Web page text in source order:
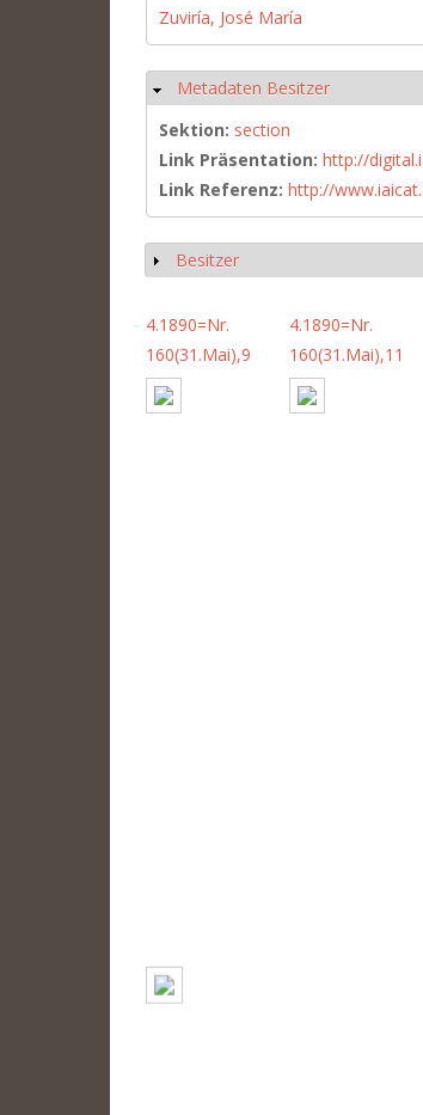
Zuviría, José María
Hide
Metadaten Besitzer
Sektion: section
Link Präsentation: http://
Link Referenz: http://
Show
Besitzer
4.1890=Nr.
160(31.Mai),9
4.1890=Nr.
160(31.Mai),11